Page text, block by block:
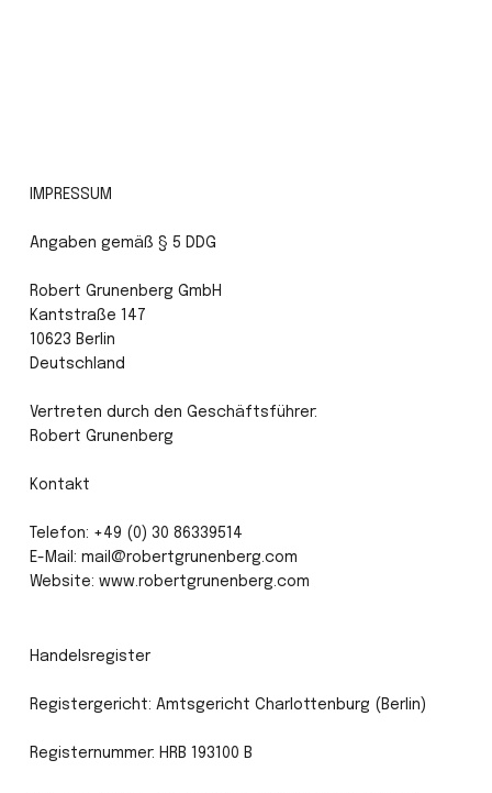
IMPRESSUM
Angaben gemäß § 5 DDG
Robert Grunenberg GmbH
Kantstraße 147
10623 Berlin
Deutschland
Vertreten durch den Geschäftsführer:
Robert Grunenberg
Kontakt
Telefon: +49 (0) 30 86339514
E-Mail: mail@robertgrunenberg.com
Handelsregister
Registergericht: Amtsgericht Charlottenburg (Berlin)
Registernummer: HRB 193100 B